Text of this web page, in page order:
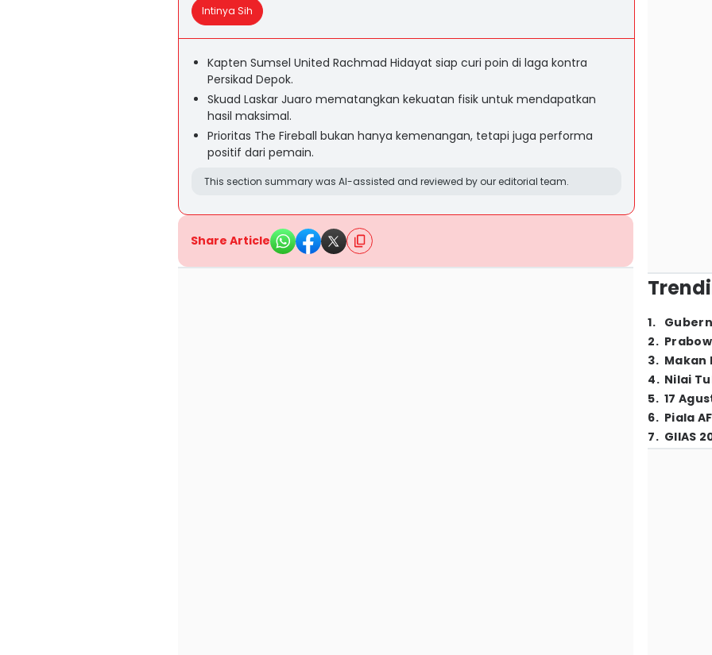
Intinya Sih
Kapten Sumsel United Rachmad Hidayat siap curi poin di laga kontra
Persikad Depok.
Skuad Laskar Juaro mematangkan kekuatan fisik untuk mendapatkan
hasil maksimal.
Prioritas The Fireball bukan hanya kemenangan, tetapi juga performa
positif dari pemain.
This section summary was AI-assisted and reviewed by our editorial team.
Share Article
1.
2.
3. Makan
4. Nilai
5. 17
6. Piala
7. GIIAS